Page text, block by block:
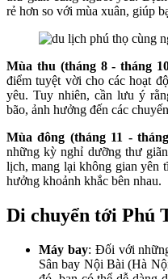
rẻ hơn so với mùa xuân, giúp
Mùa thu (tháng 8 - tháng
điểm tuyệt vời cho các hoạt
yêu. Tuy nhiên, cần lưu ý
bão, ảnh hưởng đến các
Mùa đông (tháng 11 -
những kỳ nghỉ dưỡng thư
lịch, mang lại không gian yên
hưởng khoảnh khắc bên nhau.
Di chuyển tới Phú
Máy bay: Đối với
Sân bay Nội Bài (Hà